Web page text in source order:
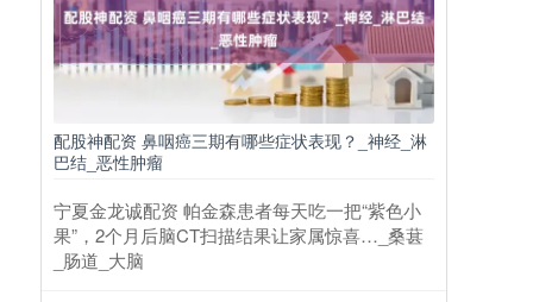
配股神配资 鼻咽癌三期有哪些症状表现？_神经_淋
巴结_恶性肿瘤
宁夏金龙诚配资 帕金森患者每天吃一把“紫色小
果”，2个月后脑CT扫描结果让家属惊喜…_桑葚
_肠道_大脑